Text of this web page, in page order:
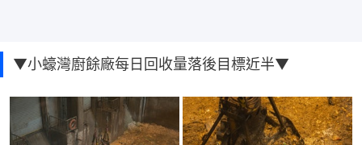
▼小蠔灣廚餘廠每日回收量落後目標近半▼